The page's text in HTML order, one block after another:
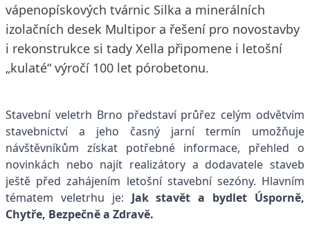
vápenopískových tvárnic Silka a minerálních
izolačních desek Multipor a řešení pro novostavby
i rekonstrukce si tady Xella připomene i letošní
„kulaté“ výročí 100 let pórobetonu.
Stavební veletrh Brno představí průřez celým odvětvím
stavebnictví a jeho časný jarní termín umožňuje
návštěvníkům získat potřebné informace, přehled o
novinkách nebo najít realizátory a dodavatele staveb
ještě před zahájením letošní stavební sezóny. Hlavním
tématem veletrhu je: Jak stavět a bydlet Úsporně,
Chytře, Bezpečně a Zdravě.